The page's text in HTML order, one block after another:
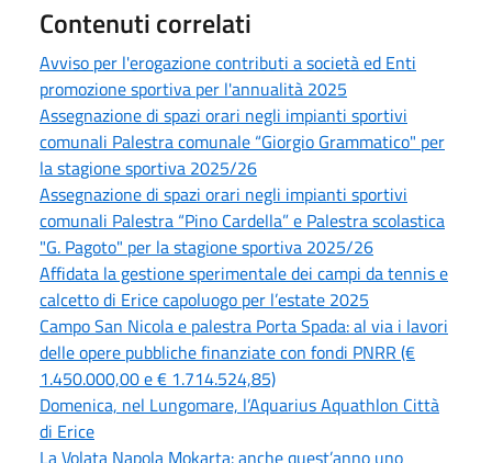
Contenuti correlati
Avviso per l'erogazione contributi a società ed Enti
promozione sportiva per l'annualità 2025
Assegnazione di spazi orari negli impianti sportivi
comunali Palestra comunale “Giorgio Grammatico" per
la stagione sportiva 2025/26
Assegnazione di spazi orari negli impianti sportivi
comunali Palestra “Pino Cardella” e Palestra scolastica
"G. Pagoto" per la stagione sportiva 2025/26
Affidata la gestione sperimentale dei campi da tennis e
calcetto di Erice capoluogo per l’estate 2025
Campo San Nicola e palestra Porta Spada: al via i lavori
delle opere pubbliche finanziate con fondi PNRR (€
1.450.000,00 e € 1.714.524,85)
Domenica, nel Lungomare, l’Aquarius Aquathlon Città
di Erice
La Volata Napola Mokarta: anche quest’anno uno